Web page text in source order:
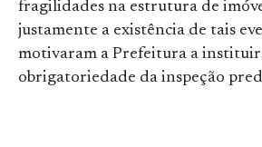
fragilidades na estrutura de
justamente a existência de tais
motivaram a Prefeitura a instituir
obrigatoriedade da inspeção